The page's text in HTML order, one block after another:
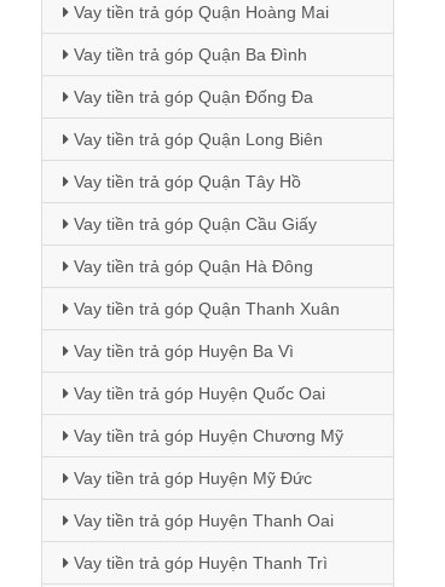
Vay tiền trả góp Quận Hoàng Mai
Vay tiền trả góp Quận Ba Đình
Vay tiền trả góp Quận Đống Đa
Vay tiền trả góp Quận Long Biên
Vay tiền trả góp Quận Tây Hồ
Vay tiền trả góp Quận Cầu Giấy
Vay tiền trả góp Quận Hà Đông
Vay tiền trả góp Quận Thanh Xuân
Vay tiền trả góp Huyện Ba Vì
Vay tiền trả góp Huyện Quốc Oai
Vay tiền trả góp Huyện Chương Mỹ
Vay tiền trả góp Huyện Mỹ Đức
Vay tiền trả góp Huyện Thanh Oai
Vay tiền trả góp Huyện Thanh Trì